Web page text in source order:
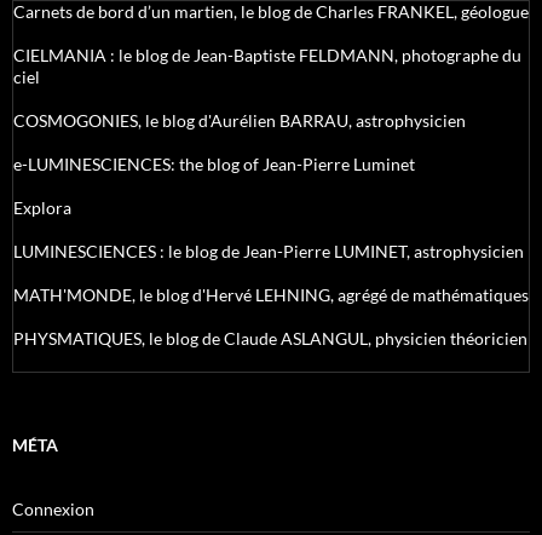
Carnets de bord d’un martien, le blog de Charles FRANKEL, géologue
CIELMANIA : le blog de Jean-Baptiste FELDMANN, photographe du
ciel
COSMOGONIES, le blog d'Aurélien BARRAU, astrophysicien
e-LUMINESCIENCES: the blog of Jean-Pierre Luminet
Explora
LUMINESCIENCES : le blog de Jean-Pierre LUMINET, astrophysicien
MATH'MONDE, le blog d'Hervé LEHNING, agrégé de mathématiques
PHYSMATIQUES, le blog de Claude ASLANGUL, physicien théoricien
MÉTA
Connexion